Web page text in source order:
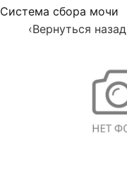
Система сбора мочи
‹Вернуться назад